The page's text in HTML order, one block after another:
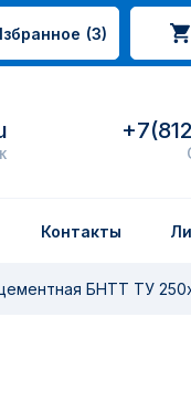
(3)
Контакты
БНТТ ТУ